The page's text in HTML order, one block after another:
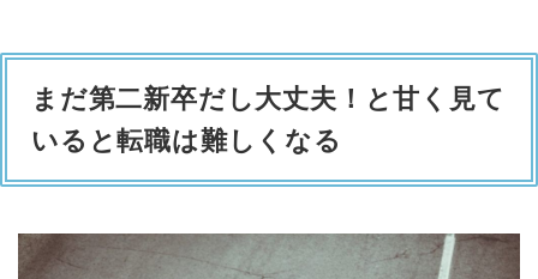
まだ第二新卒だし大丈夫！と甘く見て
いると転職は難しくなる